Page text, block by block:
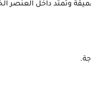
وتمتد داخل العنصر